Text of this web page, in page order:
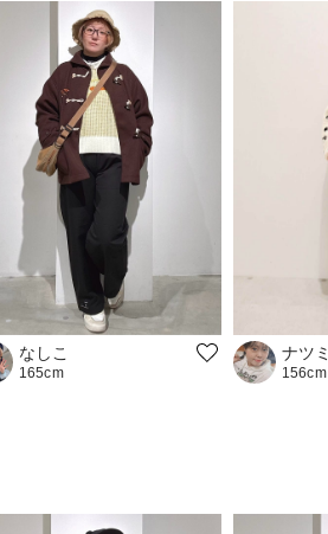
なしこ
165cm
ナツミ
156cm